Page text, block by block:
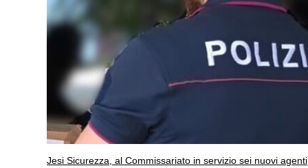
Jesi Sicurezza, al Commissariato in servizio sei nuovi agenti